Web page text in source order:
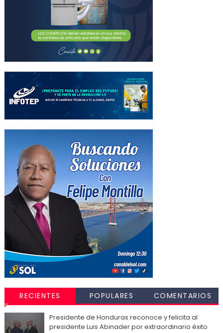
RECIENTES POPULARES COMENTARIOS
Presidente de Honduras reconoce y felicita al
presidente Luis Abinader por extraordinario éxito